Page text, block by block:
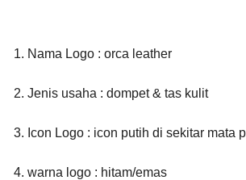
1. Nama Logo : orca leather
2. Jenis usaha : dompet & tas kulit
3. Icon Logo : icon putih di sekitar mata
4. warna logo : hitam/emas